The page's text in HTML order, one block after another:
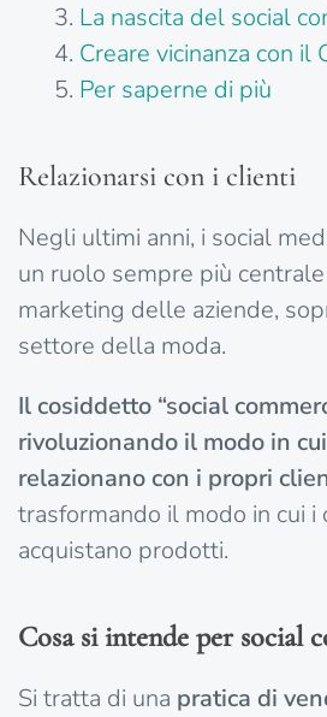
La nascita del social
Creare vicinanza con il
Per saperne di più
Relazionarsi con i clienti
Negli ultimi anni, i social
un ruolo sempre più
marketing delle aziende,
settore della moda.
Il cosiddetto “social
rivoluzionando il modo in
relazionano con i propri
trasformando il modo in cui i
acquistano prodotti.
Cosa si intende per social
Si tratta di una pratica di